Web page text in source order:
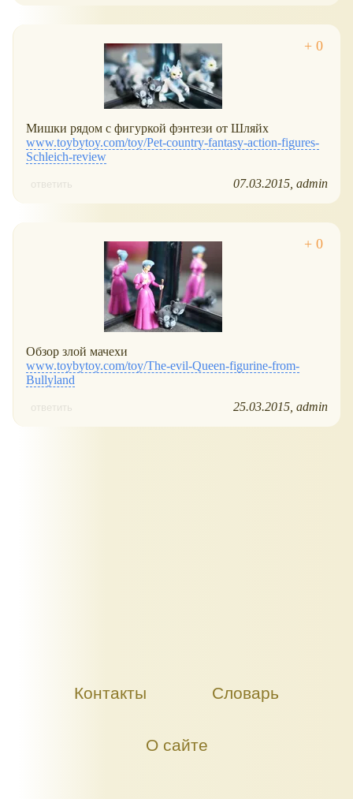
Мишки рядом с фигуркой фэнтези от Шляйх
www.toybytoy.com/toy/Pet-country-fantasy-action-figures-
Schleich-review
ответить 07.03.2015 admin
Обзор злой мачехи
www.toybytoy.com/toy/The-evil-Queen-figurine-from-
Bullyland
ответить 25.03.2015 admin
Контакты Словарь
О сайте